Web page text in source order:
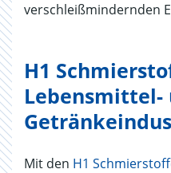
verschleißmindernden
H1
Lebensmittel-
Mit den H1